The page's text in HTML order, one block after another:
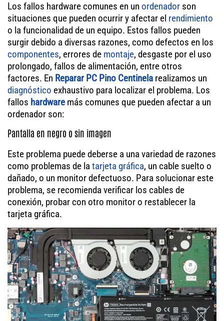
Los fallos hardware comunes en un ordenador son
situaciones que pueden ocurrir y afectar el rendimiento
o la funcionalidad de un equipo. Estos fallos pueden
surgir debido a diversas razones, como defectos en los
componentes, errores de montaje, desgaste por el uso
prolongado, fallos de alimentación, entre otros
factores. En Reparar PC Pino Centinela realizamos un
diagnóstico exhaustivo para localizar el problema. Los
fallos hardware más comunes que pueden afectar a un
ordenador son:
Pantalla en negro o sin imagen
Este problema puede deberse a una variedad de razones
como problemas de la tarjeta gráfica, un cable suelto o
dañado, o un monitor defectuoso. Para solucionar este
problema, se recomienda verificar los cables de
conexión, probar con otro monitor o restablecer la
tarjeta gráfica.